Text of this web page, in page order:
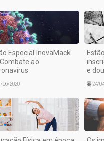
Especial InovaMack
ao
06/2020
e
24/